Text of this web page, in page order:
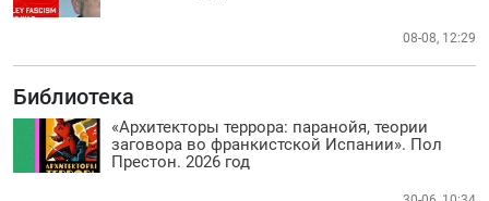
08-08, 12:29
Библиотека
«Архитекторы террора: паранойя, теории
заговора во франкистской Испании». Пол
Престон. 2026 год